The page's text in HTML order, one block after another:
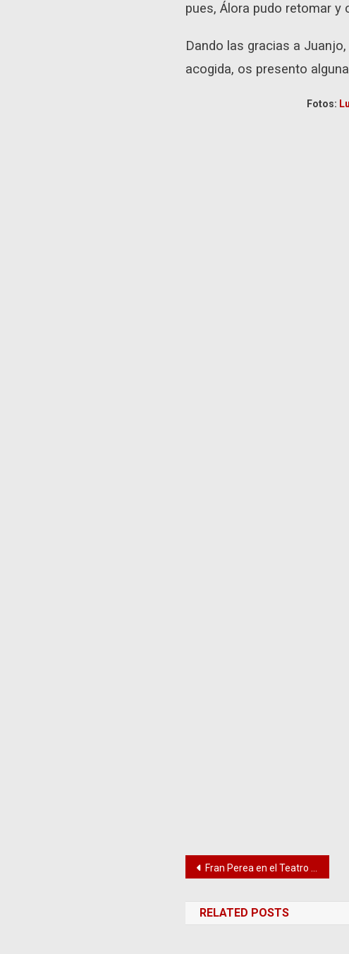
pues, Álora pudo retomar y
Dando las gracias a
acogida, os presento
Fotos:
Navegación
entradas
Fran Perea en el Teatro Cervantes
RELATED POSTS